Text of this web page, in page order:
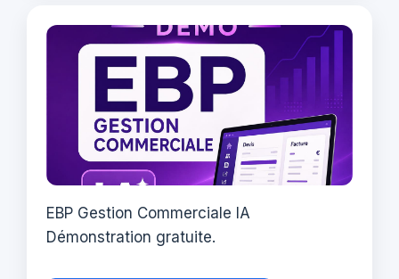
EBP Gestion Commerciale IA
Démonstration gratuite.